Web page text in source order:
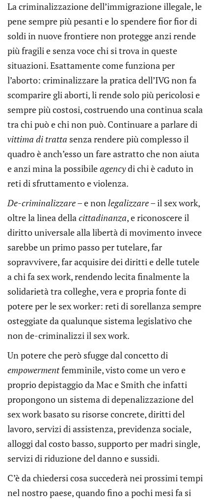
La criminalizzazione dell’immigrazione illegale, le
pene sempre più pesanti e lo spendere fior fior di
soldi in nuove frontiere non protegge anzi rende
più fragili e senza voce chi si trova in queste
situazioni. Esattamente come funziona per
l’aborto: criminalizzare la pratica dell’IVG non fa
scomparire gli aborti, li rende solo più pericolosi e
sempre più costosi, costruendo una continua scala
tra chi può e chi non può. Continuare a parlare di
vittima di tratta senza rendere più complesso il
quadro è anch’esso un fare astratto che non aiuta
e anzi mina la possibileagencydi chi è caduto in
reti di sfruttamento e violenza.
De-criminalizzare –e nonlegalizzare– il sex work,
oltre la linea dellacittadinanza, e riconoscere il
diritto universale alla libertà di movimento invece
sarebbe un primo passo per tutelare, far
sopravvivere, far acquisire dei diritti e delle tutele
a chi fa sex work, rendendo lecita finalmente la
solidarietà tra colleghe, vera e propria fonte di
potere per le sex worker: reti di sorellanza sempre
osteggiate da qualunque sistema legislativo che
non de-criminalizzi il sex work.
Un potere che però sfugge dal concetto di
empowermentfemminile, visto come un vero e
proprio depistaggio da Mac e Smith che infatti
propongono un sistema di depenalizzazione del
sex work basato su risorse concrete, diritti del
lavoro, servizi di assistenza, previdenza sociale,
alloggi dal costo basso, supporto per madri single,
servizi di riduzione del danno e sussidi.
C’è da chiedersi cosa succederà nei prossimi tempi
nel nostro paese, quando fino a pochi mesi fa si